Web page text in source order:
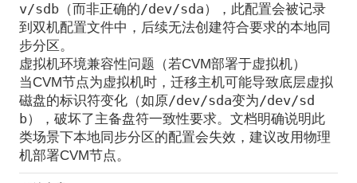
v/sdb（而非正确的/dev/sda），此配置会被记录
到双机配置文件中，后续无法创建符合要求的本地同
步分区。
虚拟机环境兼容性问题（若CVM部署于虚拟机）
当CVM节点为虚拟机时， 迁移主机可能导致底层虚拟
磁盘的标识符变化（如原/dev/sda变为/dev/sd
b），破坏了主备盘符一致性要求。文档明确说明此
类场景下本地同步分区的配置会失效，建议改用物理
机部署CVM节点。